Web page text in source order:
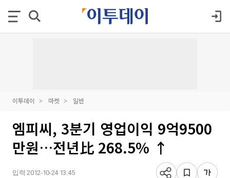
이투데이 마켓 일반
엠피씨, 3분기 영업이익 9억9500
만원…전년比 268.5% ↑
입력 2012-10-24 13:45